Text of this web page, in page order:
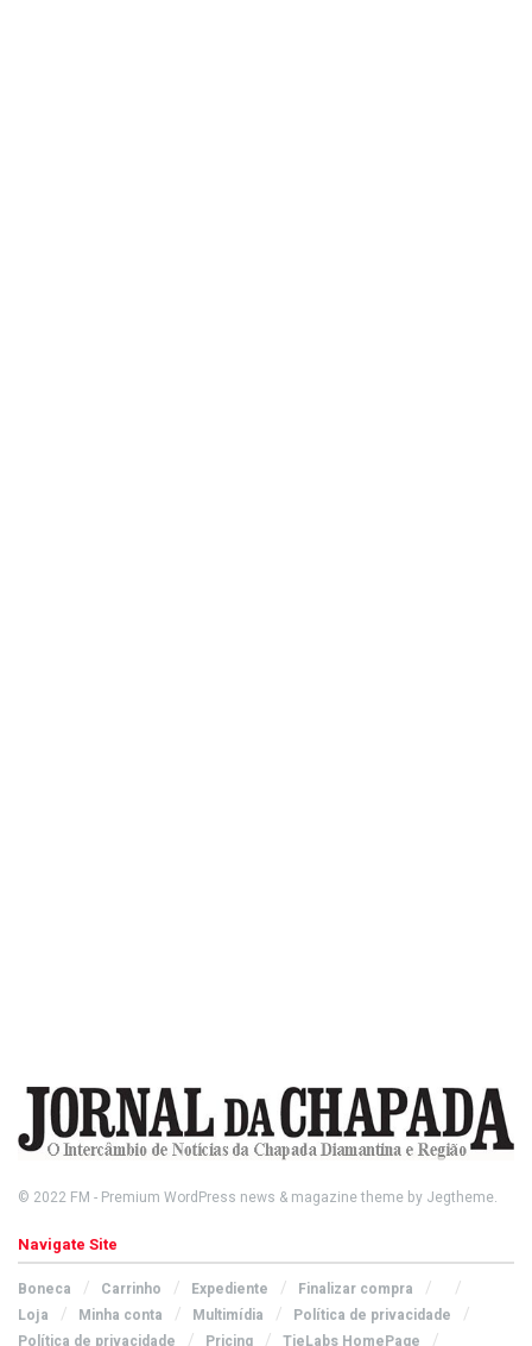
© 2022 FM - Premium WordPress news & magazine theme by Jegtheme.
Navigate Site
Boneca Carrinho Expediente
Finalizar compra
Loja
Minha conta Multimídia
Política de privacidade